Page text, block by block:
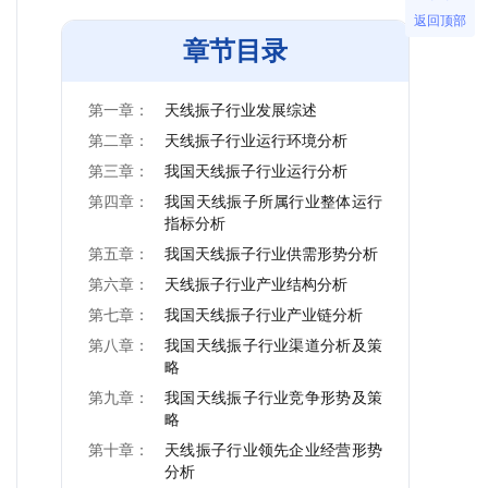
章节目录
第一章：
天线振子行业发展综述
第二章：
天线振子行业运行环境分析
第三章：
我国天线振子行业运行分析
第四章：
我国天线振子所属行业整体运行
指标分析
第五章：
我国天线振子行业供需形势分析
第六章：
天线振子行业产业结构分析
第七章：
我国天线振子行业产业链分析
第八章：
我国天线振子行业渠道分析及策
略
第九章：
我国天线振子行业竞争形势及策
略
第十章：
天线振子行业领先企业经营形势
分析
返回顶部